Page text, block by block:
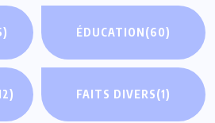
ÉDUCATION(60)
FAITS DIVERS(1)